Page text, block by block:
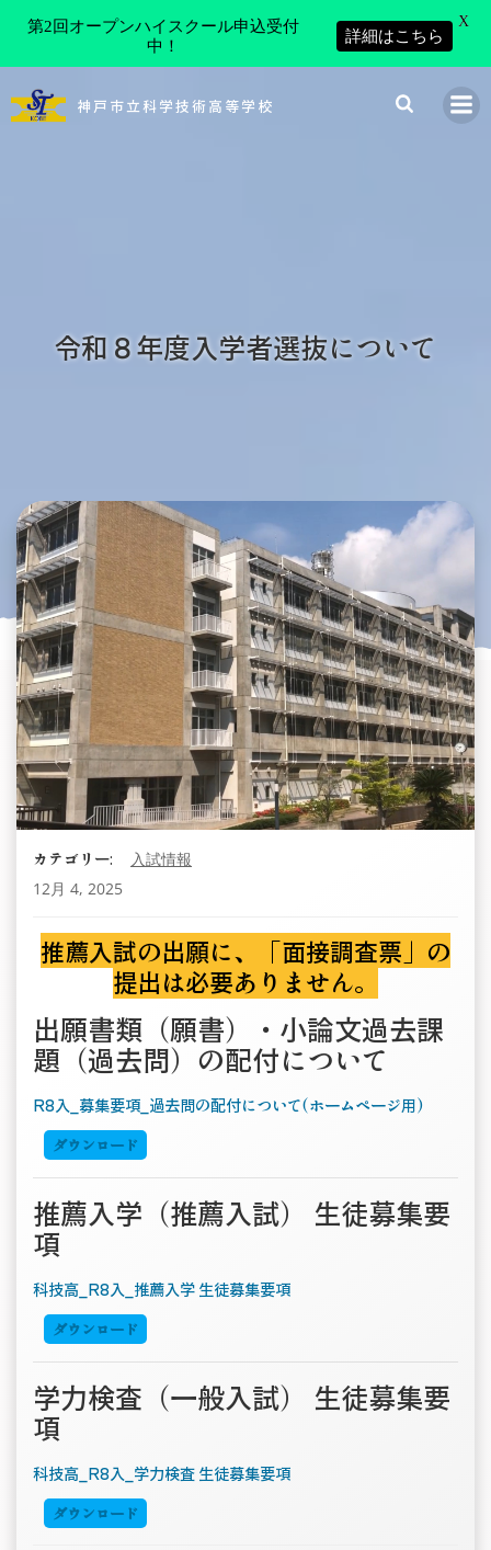
ン
神戸市立科学技術高等学校
令和８年度入学者選抜について
カテゴリー:
入試情報
12月 4, 2025
推薦入試の出願に、「面接調査票」の
提出は必要ありません。
出願書類（願書）・小論文過去課
題（過去問）の配付について
R8入_募集要項_過去問の配付について(ホームページ用)
ダウンロード
推薦入学（推薦入試） 生徒募集要
項
科技高_R8入_推薦入学 生徒募集要項
ダウンロード
学力検査（一般入試） 生徒募集要
項
科技高_R8入_学力検査 生徒募集要項
ダウンロード
第2回オープンハイスクール申込受付
中！
詳細はこちら
X